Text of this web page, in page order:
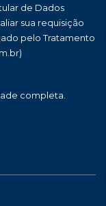
de Dados
sua requisição
pelo Tratamento
completa.